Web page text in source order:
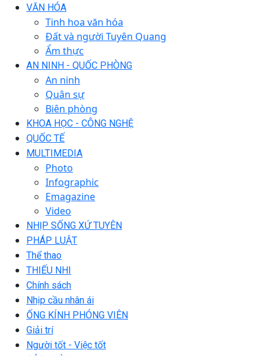
VĂN HÓA
Tinh hoa văn hóa
Đất và người Tuyên Quang
Ẩm thực
AN NINH - QUỐC PHÒNG
An ninh
Quân sự
Biên phòng
KHOA HỌC - CÔNG NGHỆ
QUỐC TẾ
MULTIMEDIA
Photo
Infographic
Emagazine
Video
NHỊP SỐNG XỨ TUYÊN
PHÁP LUẬT
Thể thao
THIẾU NHI
Chính sách
Nhịp cầu nhân ái
ỐNG KÍNH PHÓNG VIÊN
Giải trí
Người tốt - Việc tốt